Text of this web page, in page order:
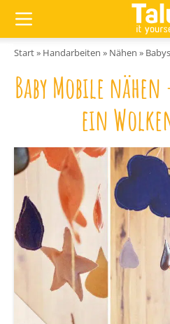
Start» Handarbeiten » Nähen »
Baby Mobile
ein